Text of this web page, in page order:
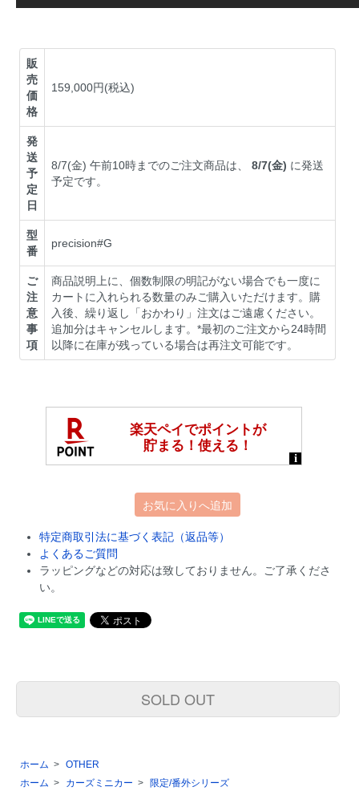
販
売
価
格
159,000円(税込)
発
送
予
定
日
8/7(金) 午前10時までのご注文商品は、8/7(金) に発送
予定です。
型
番
precision#G
ご
注
意
事
項
商品説明上に、個数制限の明記がない場合でも一度に
カートに入れられる数量のみご購入いただけます。購
入後、繰り返し「おかわり」注文はご遠慮ください。
追加分はキャンセルします。*最初のご注文から24時間
以降に在庫が残っている場合は再注文可能です。
お気に入りへ追加
特定商取引法に基づく表記（返品等）
よくあるご質問
ラッピングなどの対応は致しておりません。ご了承くださ
い。
SOLD OUT
ホーム > OTHER
ホーム > カーズミニカー > 限定/番外シリーズ